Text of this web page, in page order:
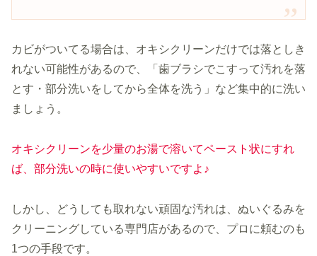
カビがついてる場合は、オキシクリーンだけでは落としき
れない可能性があるので、「歯ブラシでこすって汚れを落
とす・部分洗いをしてから全体を洗う」など集中的に洗い
ましょう。
オキシクリーンを少量のお湯で溶いてペースト状にすれ
ば、部分洗いの時に使いやすいですよ♪
しかし、どうしても取れない頑固な汚れは、ぬいぐるみを
クリーニングしている専門店があるので、プロに頼むのも
1つの手段です。